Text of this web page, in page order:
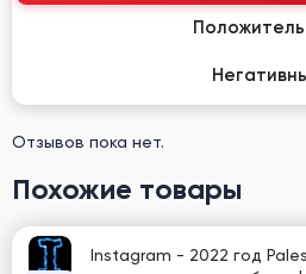
Отзывов пока нет.
Похожие товары
Instagram - 2022 год